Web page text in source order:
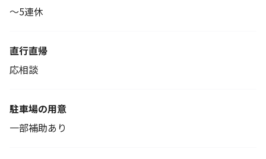
～5連休
直行直帰
応相談
駐車場の用意
一部補助あり